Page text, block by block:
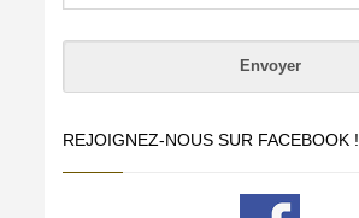
REJOIGNEZ-NOUS SUR FACEBOOK !